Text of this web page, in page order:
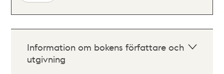
Information om bokens författare och
utgivning